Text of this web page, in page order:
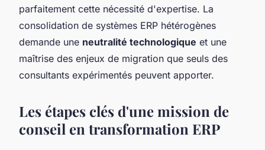
parfaitement cette nécessité d'expertise. La
consolidation de systèmes ERP hétérogènes
demande une neutralité technologique et une
maîtrise des enjeux de migration que seuls des
consultants expérimentés peuvent apporter.
Les étapes clés d'une mission de
conseil en transformation ERP